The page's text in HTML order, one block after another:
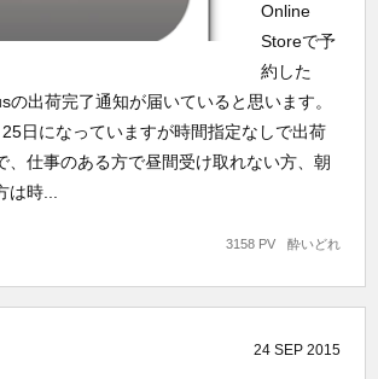
Online
Storeで予
約した
の出荷完了通知が届いていると思います。
日になっていますが時間指定なしで出荷
、仕事のある方で昼間受け取れない方、朝
時...
酔いどれ
3158 PV
24 SEP 2015